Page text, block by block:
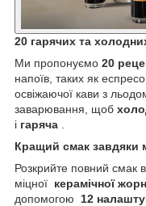
20 гарячих та
Ми пропонуємо 20
напоїв, таких як
освіжаючої кави з
заварювання, щоб
і гаряча
Кращий смак завдяки
Розкрийте повний смак
міцної керамічної
допомогою 12